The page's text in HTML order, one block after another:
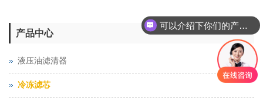
产品中心
液压油滤清器
冷冻滤芯
可以介绍下你们的产品么